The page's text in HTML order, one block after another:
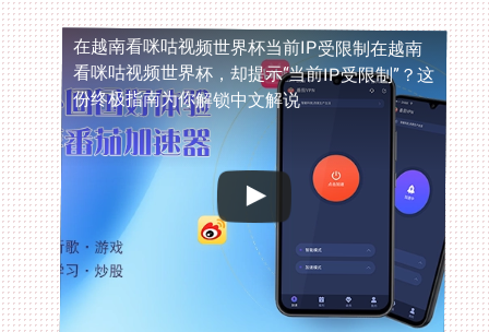
在越南看咪咕视频世界杯当前IP受限制在越南
看咪咕视频世界杯，却提示“当前IP受限制”？这
份终极指南为你解锁中文解说